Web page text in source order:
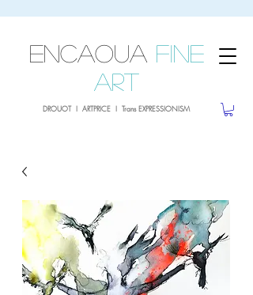
ENCAOUA Fine
Art
DROUOT I ARTPRICE I Trans EXPRESSIONISM